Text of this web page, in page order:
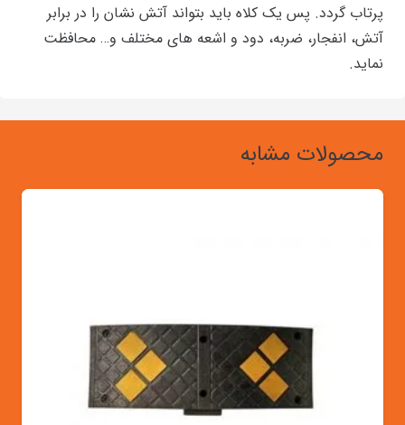
پرتاب گردد. پس یک کلاه باید بتواند آتش نشان را در برابر
آتش، انفجار، ضربه، دود و اشعه های مختلف و… محافظت
نماید.
محصولات مشابه